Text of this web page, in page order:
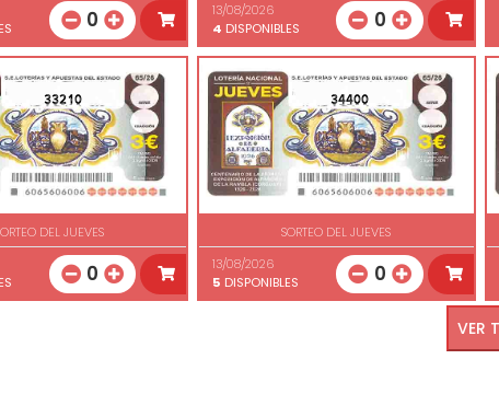
0
13/08/2026
4 DISPONIBLES 0
33210
DEL JUEVES
0
34400
SORTEO DEL JUEVES
13/08/2026
5 DISPONIBLES 0